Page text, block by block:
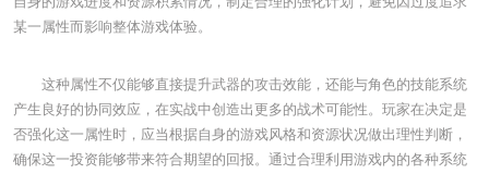
某一属性而影响整体游戏体验。
这种属性不仅能够直接提升武器的攻击效能，还能与角色的技能系统
产生良好的协同效应，在实战中创造出更多的战术可能性。玩家在决定是
否强化这一属性时，应当根据自身的游戏风格和资源状况做出理性判断，
确保这一投资能够带来符合期望的回报。通过合理利用游戏内的各种系统